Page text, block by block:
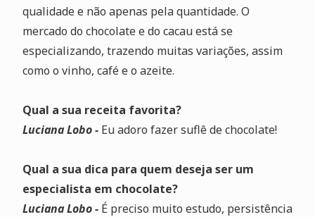
qualidade e não apenas pela quantidade. O
mercado do chocolate e do cacau está se
especializando, trazendo muitas variações, assim
como o vinho, café e o azeite.
Qual a sua receita favorita?
Luciana Lobo - Eu adoro fazer suflê de chocolate!
Qual a sua dica para quem deseja ser um
especialista em chocolate?
Luciana Lobo - É preciso muito estudo, persistência